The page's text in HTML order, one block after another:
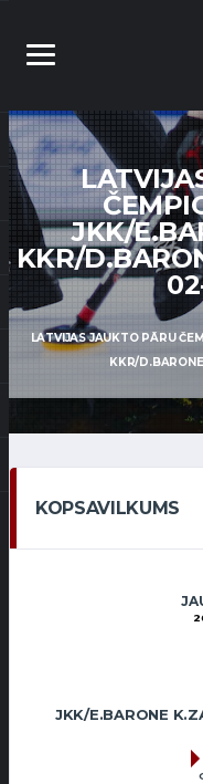
JKK/
KKR/
LATVIJAS JAUKTO PĀRU
KKR/
KOPSAVILKUMS
JKK/E.BARONE